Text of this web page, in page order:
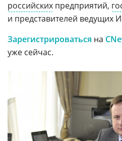
российских предприятий,
и представителей ведущих
Зарегистрироваться на
уже сейчас.